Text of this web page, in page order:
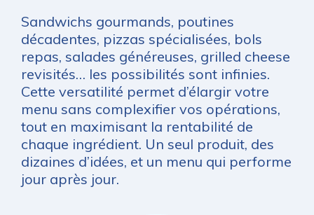
Sandwichs gourmands, poutines
décadentes, pizzas spécialisées, bols
repas, salades généreuses, grilled cheese
revisités… les possibilités sont infinies.
Cette versatilité permet d’élargir votre
menu sans complexifier vos opérations,
tout en maximisant la rentabilité de
chaque ingrédient. Un seul produit, des
dizaines d’idées, et un menu qui performe
jour après jour.